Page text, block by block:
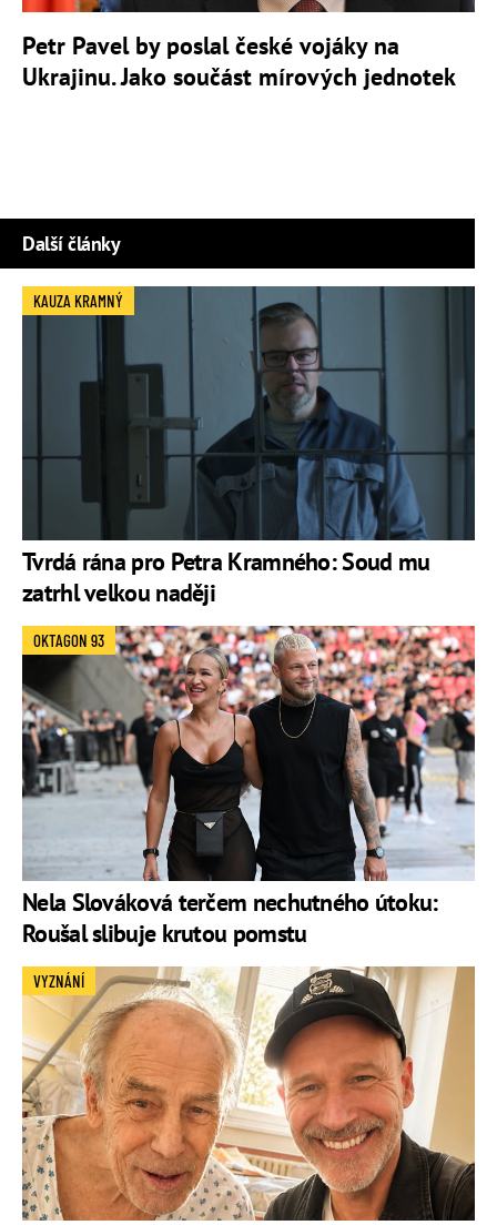
Petr Pavel by poslal české vojáky na
Ukrajinu. Jako součást mírových jednotek
Další články
Tvrdá rána pro Petra Kramného: Soud mu
zatrhl velkou naději
KAUZA KRAMNÝ
Nela Slováková terčem nechutného útoku:
Roušal slibuje krutou pomstu
OKTAGON 93
VYZNÁNÍ